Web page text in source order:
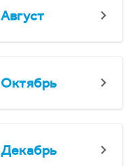
Август
Октябрь
Декабрь